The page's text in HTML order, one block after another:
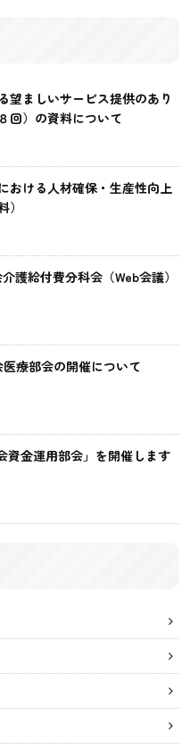
望ましいサービス提供のあり
回）の資料について
おける人材確保・生産性向上
護給付費分科会（Web会議）
療部会の開催について
資金運用部会」を開催します